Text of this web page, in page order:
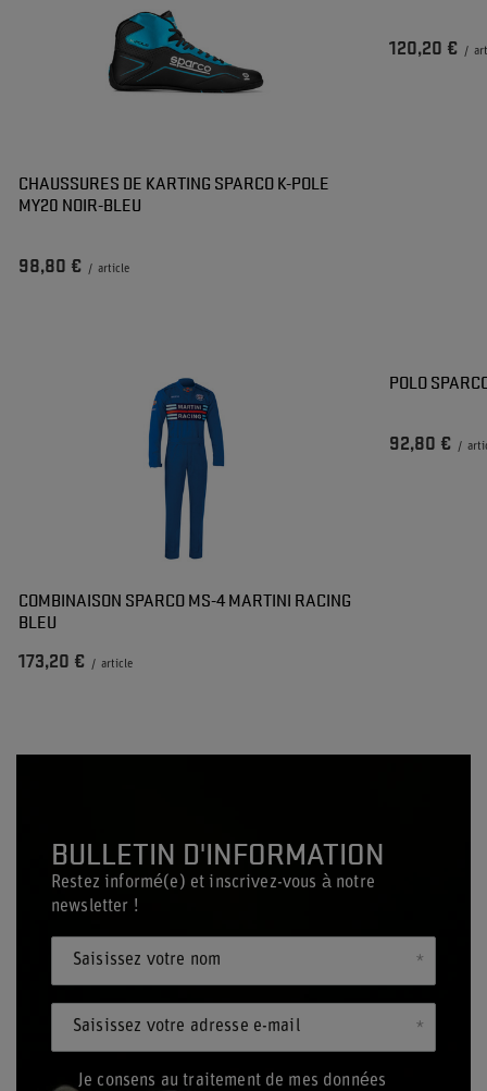
CHAUSSURES DE KARTING SPARCO K-POLE
MY20 NOIR-BLEU
98,80 € / article
120,20 € /
COMBINAISON SPARCO MS-4 MARTINI RACING
BLEU
173,20 € / article
POLO
92,80 € /
BULLETIN D'INFORMATION
Restez informé(e) et inscrivez-vous à notre
newsletter !
Saisissez votre nom
Saisissez votre adresse e-mail
Je consens au traitement de mes données